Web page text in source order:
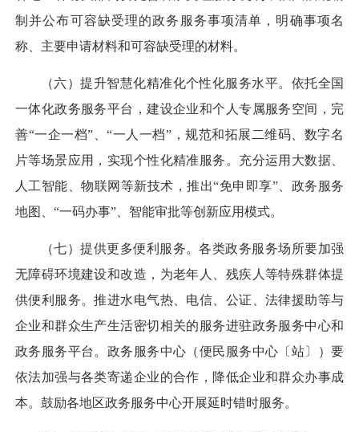
制并公布可容缺受理的政务服务事项清单，明确事项名
称、主要申请材料和可容缺受理的材料。
（六）提升智慧化精准化个性化服务水平。 依托全国
一体化政务服务平台，建设企业和个人专属服务空间，完
善“一企一档”、“一人一档”，规范和拓展二维码、数字名
片等场景应用，实现个性化精准服务。充分运用大数据、
人工智能、物联网等新技术，推出“免申即享”、政务服务
地图、“一码办事”、智能审批等创新应用模式。
（七）提供更多便利服务。各类政务服务场所要加强
无障碍环境建设和改造，为老年人、残疾人等特殊群体提
供便利服务。推进水电气热、电信、公证、法律援助等与
企业和群众生产生活密切相关的服务进驻政务服务中心和
政务服务平台。政务服务中心（便民服务中心〔站〕）要
依法加强与各类寄递企业的合作，降低企业和群众办事成
本。鼓励各地区政务服务中心开展延时错时服务。